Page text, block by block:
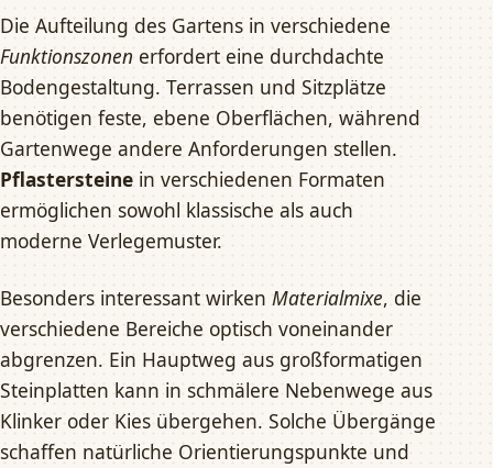
Die Aufteilung des Gartens in verschiedene
Funktionszonen erfordert eine durchdachte
Bodengestaltung. Terrassen und Sitzplätze
benötigen feste, ebene Oberflächen, während
Gartenwege andere Anforderungen stellen.
Pflastersteine in verschiedenen Formaten
ermöglichen sowohl klassische als auch
moderne Verlegemuster.
Besonders interessant wirken Materialmixe, die
verschiedene Bereiche optisch voneinander
abgrenzen. Ein Hauptweg aus großformatigen
Steinplatten kann in schmälere Nebenwege aus
Klinker oder Kies übergehen. Solche Übergänge
schaffen natürliche Orientierungspunkte und